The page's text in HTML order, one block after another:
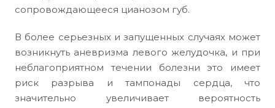
сопровождающееся цианозом губ.
В более серьезных и запущенных случаях может
возникнуть аневризма левого желудочка, и при
неблагоприятном течении болезни это имеет
риск разрыва и тампонады сердца, что
значительно увеличивает вероятность